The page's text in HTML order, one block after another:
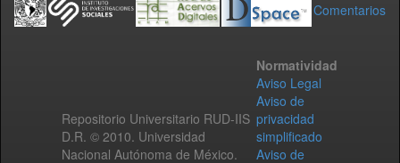
Comentarios
Repositorio Universitario RUD-IIS
D.R. © 2010. Universidad
Nacional Autónoma de México.
Normatividad
Aviso Legal
Aviso de
privacidad
simplificado
Aviso de